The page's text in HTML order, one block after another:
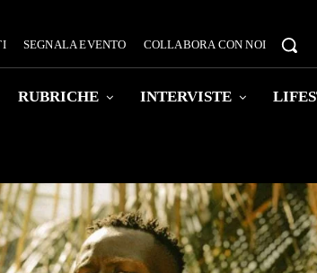
SEGNALA EVENTO COLLABORA CON NOI
RUBRICHE INTERVISTE